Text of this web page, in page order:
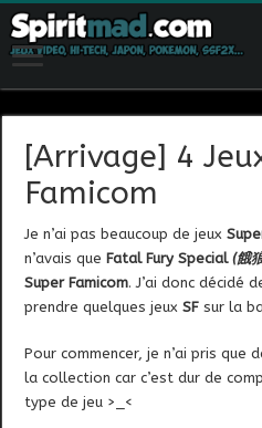
[Arrivage] 4
Famicom
Je n’ai pas beaucoup de jeux
n’avais que Fatal Fury Special(餓
Super Famicom. J’ai donc décidé
prendre quelques jeuxSF sur la
Pour commencer, je n’ai pris que
la collection car c’est dur de
type de jeu >_<